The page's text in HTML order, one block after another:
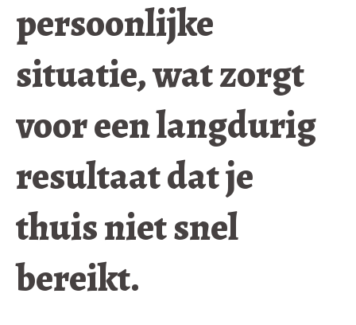
persoonlijke
situatie, wat zorgt
voor een langdurig
resultaat dat je
thuis niet snel
bereikt.